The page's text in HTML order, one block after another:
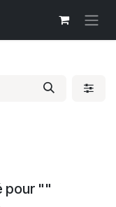
pour ""